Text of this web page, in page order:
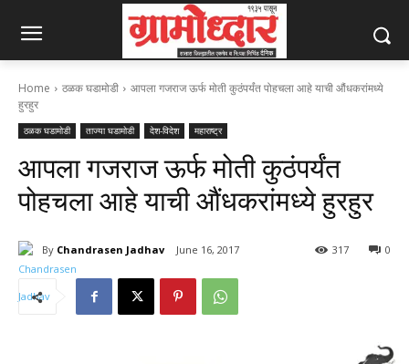
Home ठळक घडामोडी
आपला गजराज ऊर्फ मोती कुठंपर्यंत पोहचला आहे याची औंधकरांमध्ये
हुरहुर
ठळक घडामोडी ताज्या घडामोडी देश-विदेश महाराष्ट्र
आपला गजराज ऊर्फ मोती कुठंपर्यंत
पोहचला आहे याची औंधकरांमध्ये हुरहुर
By Chandrasen Jadhav June 16, 2017 0
317